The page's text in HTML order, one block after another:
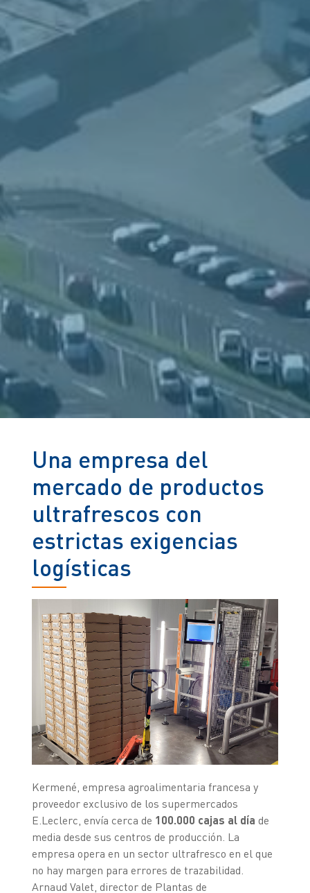
Una empresa del
mercado de productos
ultrafrescos con
estrictas exigencias
logísticas
Kermené, empresa agroalimentaria francesa y
proveedor exclusivo de los supermercados
E.Leclerc, envía cerca de 100.000 cajas al día de
media desde sus centros de producción. La
empresa opera en un sector ultrafresco en el que
no hay margen para errores de trazabilidad.
Arnaud Valet, director de Plantas de